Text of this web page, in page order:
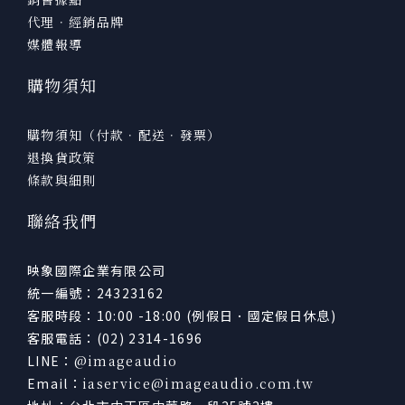
代理．經銷品牌
媒體報導
購物須知
購物須知（付款．配送．發票）
退換貨政策
條款與細則
聯絡我們
映象國際企業有限公司
統一編號：24323162
客服時段：10:00 -18:00 (例假日．國定假日休息)
客服電話：(02) 2314-1696
LINE： @imageaudio
Email： iaservice@imageaudio.com.tw